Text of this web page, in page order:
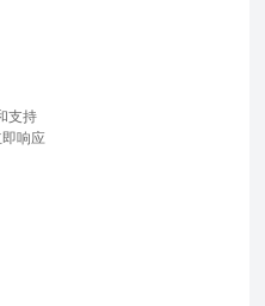
支持
响应